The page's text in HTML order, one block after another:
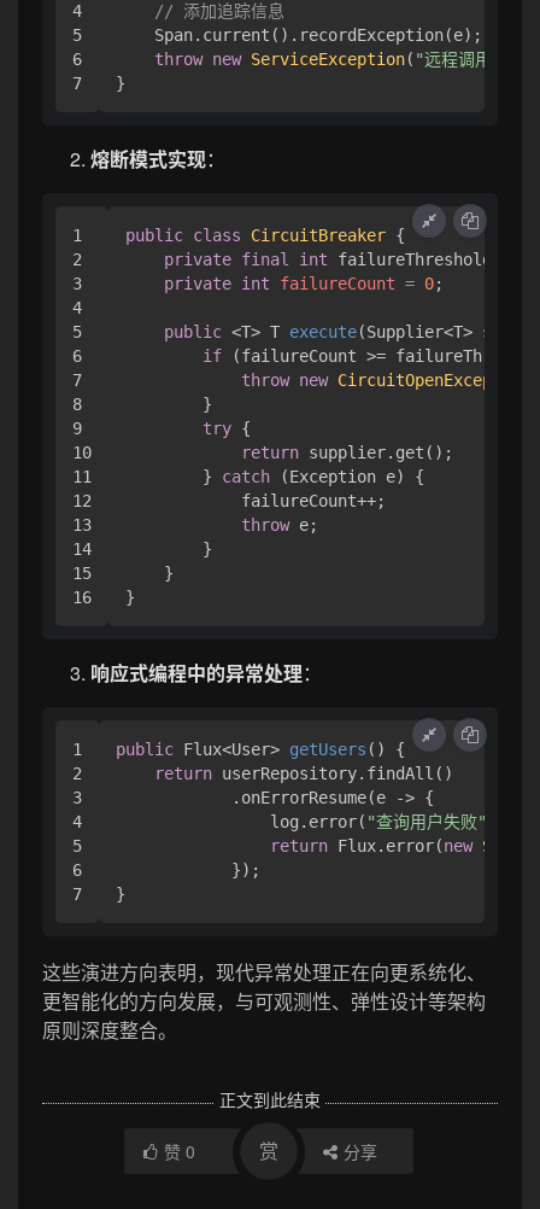
4
5
6
// 添加追踪信息
    Span.current().recordException(e);
throw new ServiceException( "远程调用失败"
熔断模式实现：
1
2
3
4
5
6
7
8
9
10
11
12
13
14
15
public class CircuitBreaker {
private final int failureThreshold;
private int failureCount = 0;
public <T> T execute(Supplier<T>
if (failureCount >=
throw new CircuitOpenException
        }
try {
return supplier.get();
        }
catch (Exception e) {
            failureCount++;
throw e;
        }
    }
响应式编程中的异常处理：
1
2
3
4
5
6
public Flux<User> getUsers ()
{
return userRepository.findAll()
            .onErrorResume(e -> {
                log.error(
"查询用户失败"
return Flux.error(new
            });
这些演进方向表明，现代异常处理正在向更系统化、
更智能化的方向发展，与可观测性、弹性设计等架构
原则深度整合。
正文到此结束
赞 0 赏 分享